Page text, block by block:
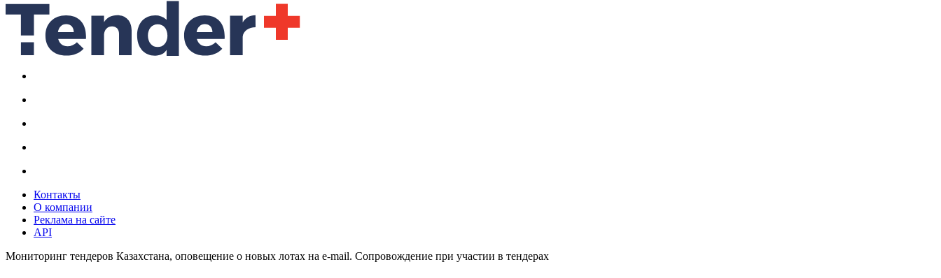
Контакты
О компании
Реклама на сайте
API
Мониторинг тендеров Казахстана, оповещение о новых лотах на e-mail. Сопровождение при участии в тендерах